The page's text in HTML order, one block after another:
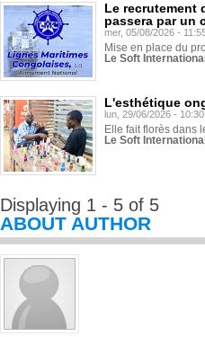
Le recrutement
passera par un
mer, 05/08/2026 -
Mise en place du
Le Soft
L'esthétique
lun, 29/06/2026 - 10:30
Elle fait florès dans
Le Soft
Displaying 1 - 5 of 5
ABOUT AUTHOR